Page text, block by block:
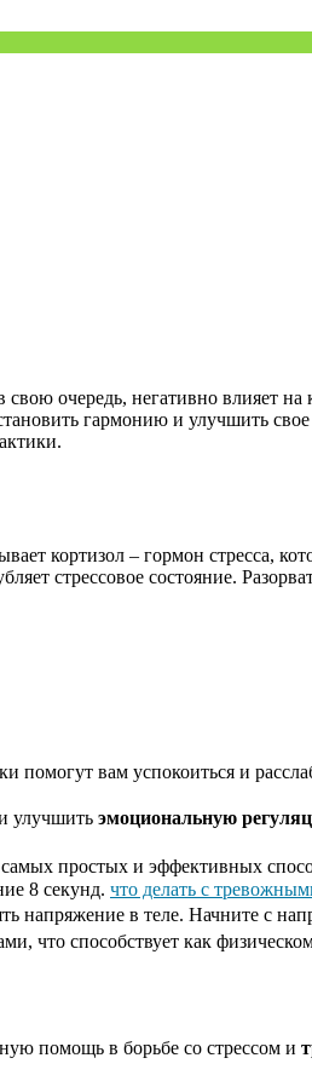
очередь, негативно влияет на
гармонию и улучшить
кортизол – гормон стресса,
стрессовое состояние.
помогут вам успокоиться и
улучшить эмоциональную
простых и эффективных
8 секунд. что делать с
напряжение в теле. Начните с
что способствует как
помощь в борьбе со стрессом и